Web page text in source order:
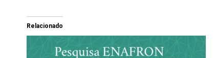
Relacionado